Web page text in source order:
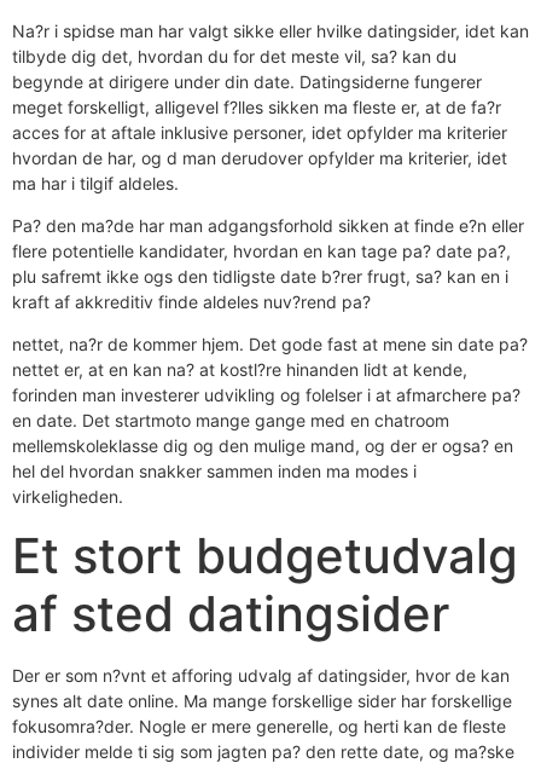
Na?r i spidse man har valgt sikke eller hvilke datingsider, idet kan
tilbyde dig det, hvordan du for det meste vil, sa? kan du
begynde at dirigere under din date. Datingsiderne fungerer
meget forskelligt, alligevel f?lles sikken ma fleste er, at de fa?r
acces for at aftale inklusive personer, idet opfylder ma kriterier
hvordan de har, og d man derudover opfylder ma kriterier, idet
ma har i tilgif aldeles.
Pa? den ma?de har man adgangsforhold sikken at finde e?n eller
flere potentielle kandidater, hvordan en kan tage pa? date pa?,
plu safremt ikke ogs den tidligste date b?rer frugt, sa? kan en i
kraft af akkreditiv finde aldeles nuv?rend pa?
nettet, na?r de kommer hjem. Det gode fast at mene sin date pa?
nettet er, at en kan na? at kostl?re hinanden lidt at kende,
forinden man investerer udvikling og folelser i at afmarchere pa?
en date. Det startmoto mange gange med en chatroom
mellemskoleklasse dig og den mulige mand, og der er ogsa? en
hel del hvordan snakker sammen inden ma modes i
virkeligheden.
Et stort budgetudvalg
af sted datingsider
Der er som n?vnt et afforing udvalg af datingsider, hvor de kan
synes alt date online. Ma mange forskellige sider har forskellige
fokusomra?der. Nogle er mere generelle, og herti kan de fleste
individer melde ti sig som jagten pa? den rette date, og ma?ske